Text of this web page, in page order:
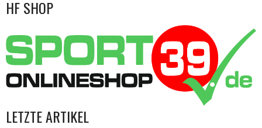
HF SHOP
LETZTE ARTIKEL